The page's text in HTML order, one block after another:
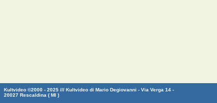
Kultvideo ©2000 - 2025 /// Kultvideo di Mario Degiovanni - Via Verga 14 -
20027 Rescaldina ( MI )